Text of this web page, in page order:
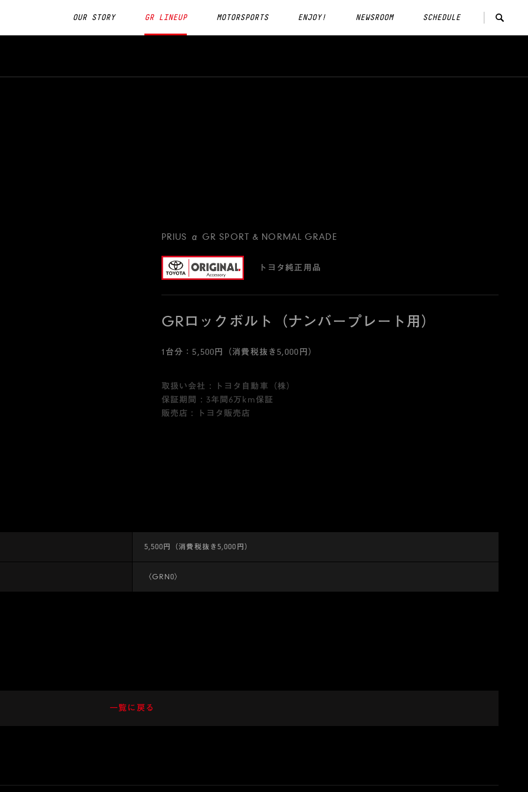
OUR STORY GR LINEUP MOTORSPORTS ENJOY! NEWSROOM SCHEDULE
PRIUS α GR SPORT & NORMAL GRADE
トヨタ純正用品
GRロックボルト（ナンバープレート用）
1台分：5,500円（消費税抜き5,000円）
取扱い会社 : トヨタ自動車（株）
保証期間 : 3年間6万km保証
販売店 : トヨタ販売店
5,500円（消費税抜き5,000円）
〈GRN0〉
一覧に戻る